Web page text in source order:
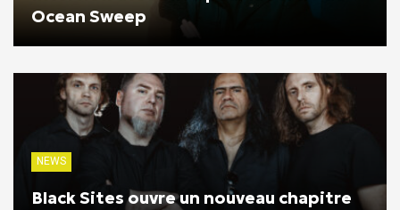
Ocean Sweep
NEWS
Black Sites ouvre un nouveau chapitre